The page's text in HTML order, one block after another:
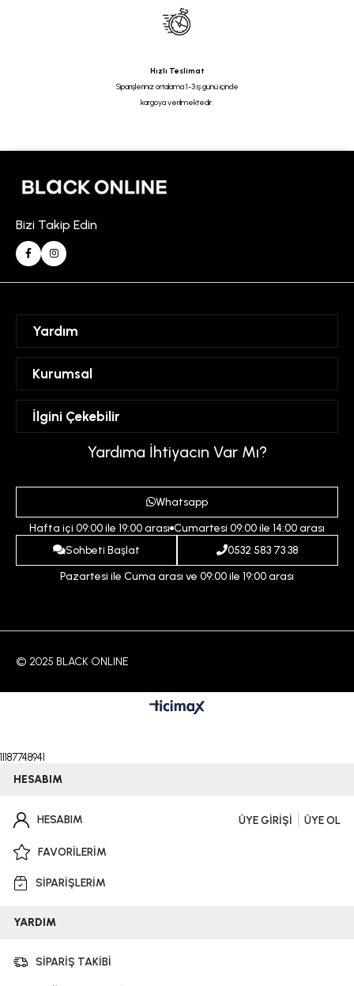
Hızlı Teslimat
Siparişleriniz ortalama 1-3 iş günü içinde
kargoya verilmektedir.
Bizi Takip Edin
Yardım
Hesabım
Favorilerim
Kurumsal
Mesafeli Satış Sözleşmesi
Üyelik Sözleşmesi
Gizlilik ve Güvenlik Politikası
Ödeme ve Teslimat Koşulları
İptal ve İade Koşulları
İlgini Çekebilir
İndirim
Yardıma İhtiyacın Var Mı?
Whatsapp
Hafta içi 09:00 ile 19:00 arası Cumartesi 09:00 ile 14:00 arası
Sohbeti Başlat
0532 583 73 38
Pazartesi ile Cuma arası ve 09:00 ile 19:00 arası
© 2025 BLACK ONLINE
11187748941
HESABIM
HESABIM ÜYE GİRİŞİ ÜYE OL
FAVORİLERİM
SİPARİŞLERİM
YARDIM
SİPARİŞ TAKİBİ